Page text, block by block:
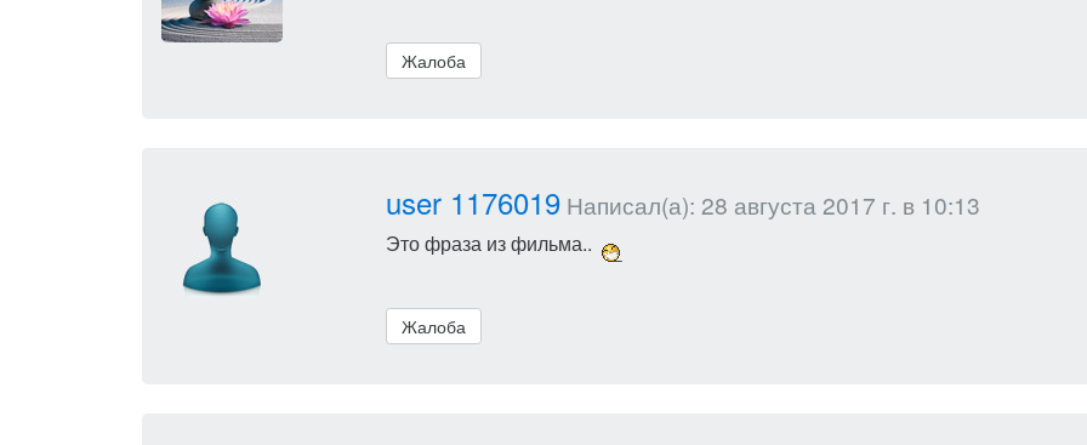
Жалоба
user 1176019Написал(а): 28 августа 2017 г. в 10:13
Это фраза из фильма..
Жалоба